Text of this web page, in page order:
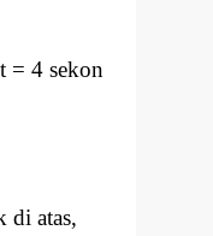
= 4 sekon
di atas,